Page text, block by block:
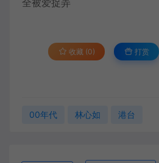
全被爱捉弄
收藏 (0) 打赏
00年代 林心如 港台